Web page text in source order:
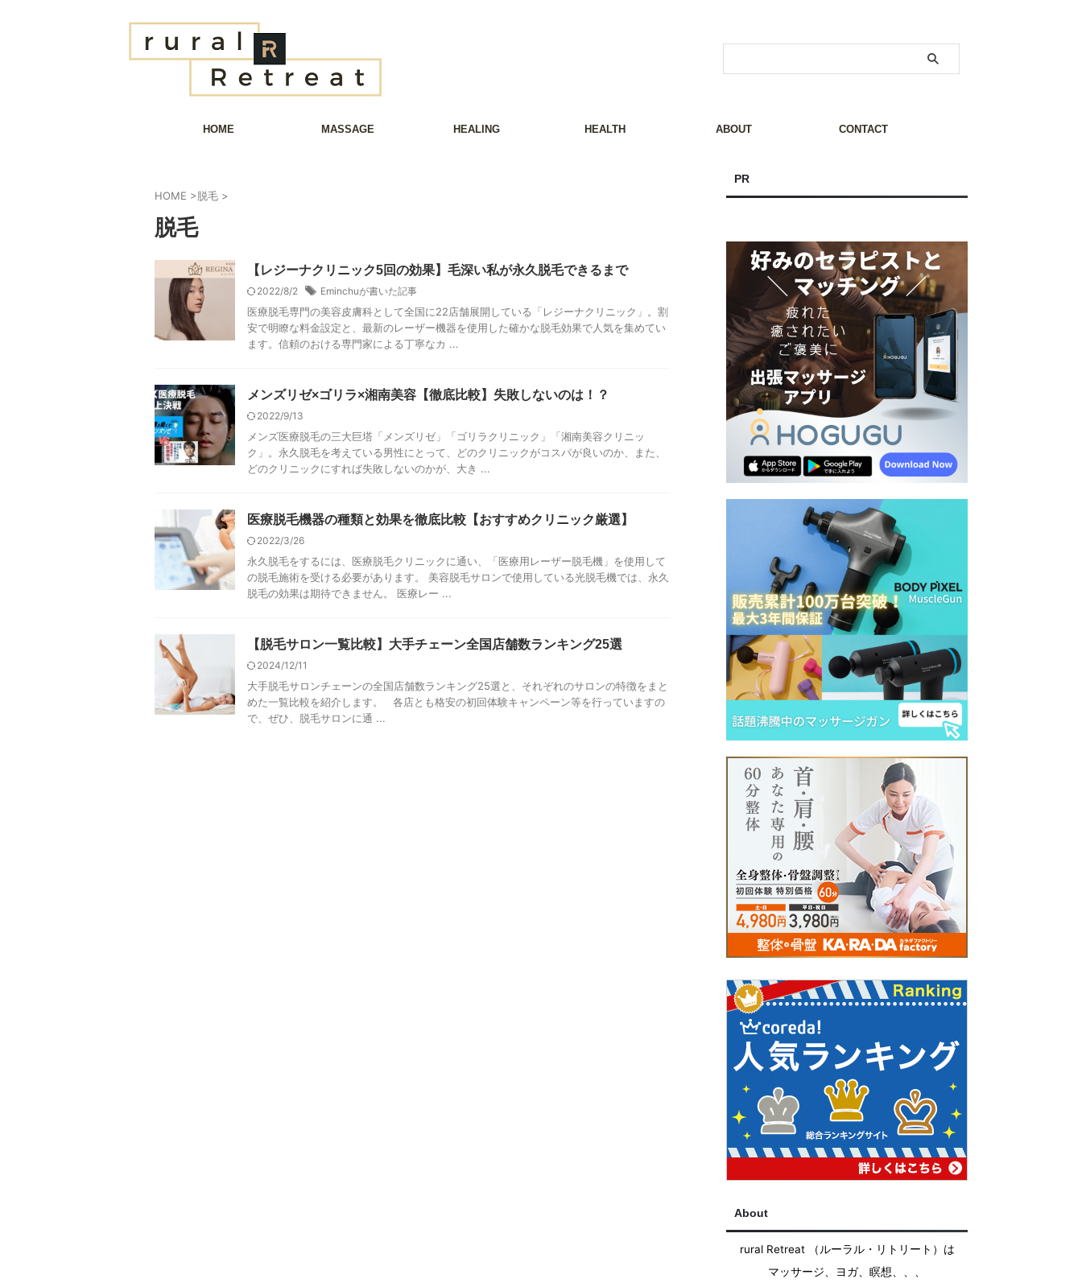
HOME MASSAGE HEALING HEALTH ABOUT CONTACT
HOME >脱毛 >
脱毛
【レジーナクリニック5回の効果】毛深い私が永久脱毛できるまで
2022/8/2 Eminchuが書いた記事
医療脱毛専門の美容皮膚科として全国に22店舗展開している「レジーナクリニック」。割
安で明瞭な料金設定と、最新のレーザー機器を使用した確かな脱毛効果で人気を集めてい
ます。信頼のおける専門家による丁寧なカ ...
メンズリゼ×ゴリラ×湘南美容【徹底比較】失敗しないのは！？
2022/9/13
メンズ医療脱毛の三大巨塔「メンズリゼ」「ゴリラクリニック」「湘南美容クリニッ
ク」。永久脱毛を考えている男性にとって、どのクリニックがコスパが良いのか、また、
どのクリニックにすれば失敗しないのかが、大き ...
医療脱毛機器の種類と効果を徹底比較【おすすめクリニック厳選】
2022/3/26
永久脱毛をするには、医療脱毛クリニックに通い、「医療用レーザー脱毛機」を使用して
の脱毛施術を受ける必要があります。 美容脱毛サロンで使用している光脱毛機では、永久
脱毛の効果は期待できません。 医療レー ...
【脱毛サロン一覧比較】大手チェーン全国店舗数ランキング25選
2024/12/11
大手脱毛サロンチェーンの全国店舗数ランキング25選と、それぞれのサロンの特徴をまと
めた一覧比較を紹介します。 各店とも格安の初回体験キャンペーン等を行っていますの
で、ぜひ、脱毛サロンに通 ...
PR
About
rural Retreat （ルーラル・リトリート）は
マッサージ、ヨガ、瞑想、、、